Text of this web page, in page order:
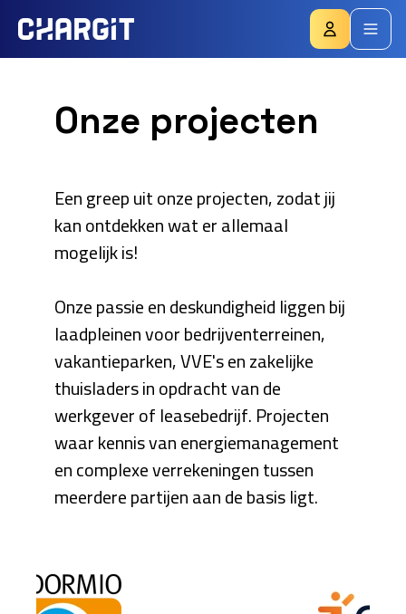
Chargit Mijn Chargit
Onze projecten
Een greep uit onze projecten, zodat jij
kan ontdekken wat er allemaal
mogelijk is!
Onze passie en deskundigheid liggen bij
laadpleinen voor bedrijventerreinen,
vakantieparken, VVE's en zakelijke
thuisladers in opdracht van de
werkgever of leasebedrijf. Projecten
waar kennis van energiemanagement
en complexe verrekeningen tussen
meerdere partijen aan de basis ligt.